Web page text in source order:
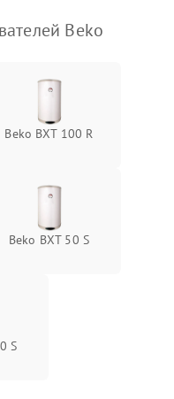
Beko
Beko BXT 100 R
Beko BXT 50 S
S